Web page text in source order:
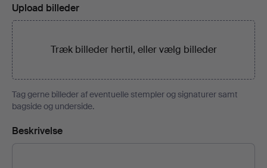
Upload billeder
Træk billeder hertil, ellervælg billeder
Tag gerne billeder af eventuelle stempler og signaturer samt
bagside og underside.
Beskrivelse